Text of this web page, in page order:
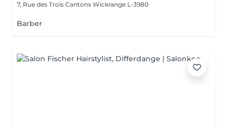
7, Rue des Trois Cantons Wickrange L-3980
Barber